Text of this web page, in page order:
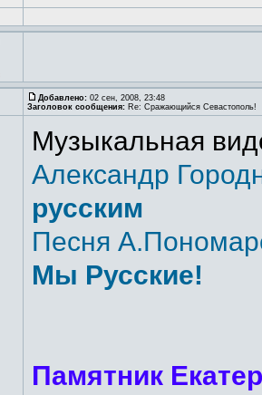
Добавлено: 02 сен, 2008, 23:48
Заголовок сообщения: Re: Сражающийся Севастополь!
Музыкальная
Александр
русским
Песня
Мы Русские!
Памятник